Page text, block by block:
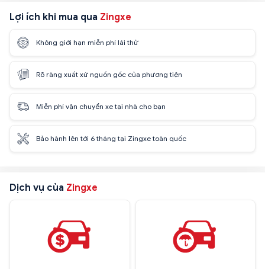
Lợi ích khi mua qua Zingxe
Không giới hạn miễn phí lái thử
Rõ ràng xuất xứ nguồn gốc của phương tiện
Miễn phí vận chuyển xe tại nhà cho bạn
Bảo hành lên tới 6 tháng tại Zingxe toàn quốc
Dịch vụ của Zingxe